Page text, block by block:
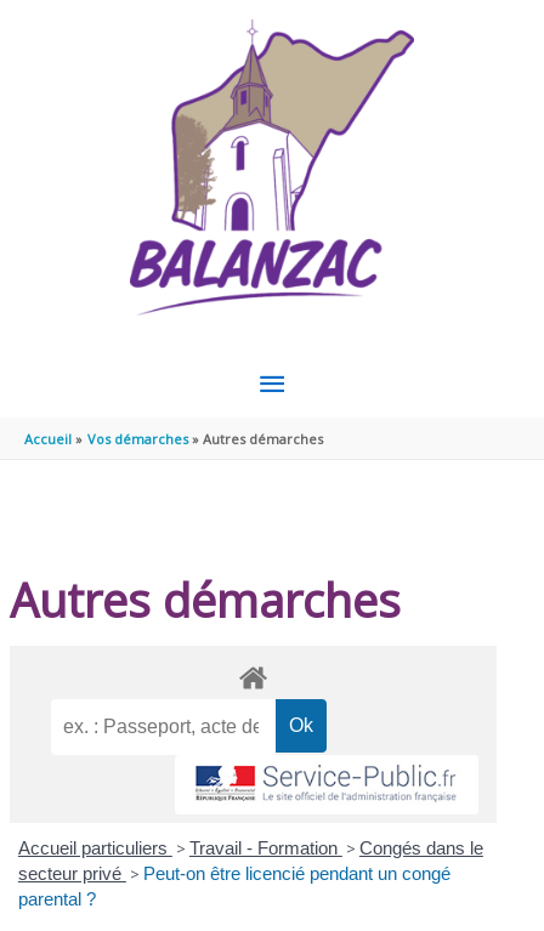
MENU
PRINCIPAL
Accueil Vos démarches Autres démarches
Autres démarches
Accueil particuliers > Travail - Formation > Congés dans le
secteur privé > Peut-on être licencié pendant un congé
parental ?